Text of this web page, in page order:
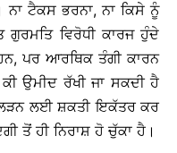
ਟੈਕਸ ਭਰਨਾ, ਨਾ ਕਿਸੇ ਨੂੰ
ਗੁਰਮਤਿ ਵਿਰੋਧੀ ਕਾਰਜ ਹੁੰਦੇ
ਪਰ ਆਰਥਿਕ ਤੰਗੀ ਕਾਰਨ
ਉਮੀਦ ਰੱਖੀ ਜਾ ਸਕਦੀ ਹੈ
ਲਈ ਸ਼ਕਤੀ ਇਕੱਤਰ ਕਰ
ਤੋਂ ਹੀ ਨਿਰਾਸ਼ ਹੋ ਚੁੱਕਾ ਹੈ।